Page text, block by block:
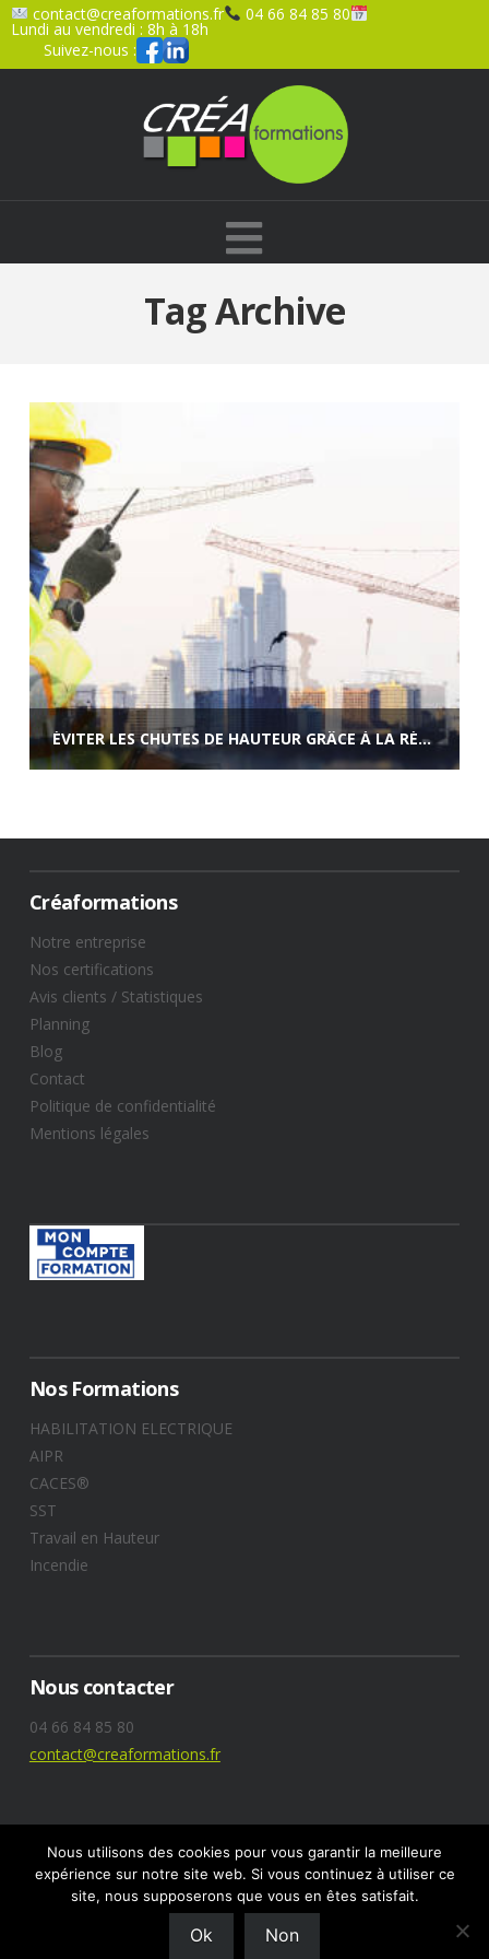
contact@creaformations.fr 04 66 84 85 80
Lundi au vendredi : 8h à 18h
Suivez-nous :
Navigation
Tag Archive
ÉVITER LES CHUTES DE HAUTEUR GRÂCE À LA RÉGLEMENTATION
Créaformations
Notre entreprise
Nos certifications
Avis clients / Statistiques​
Planning
Blog
Contact
Politique de confidentialité
Mentions légales
Nos Formations
HABILITATION ELECTRIQUE
AIPR
CACES®
SST
Travail en Hauteur
Incendie
Nous contacter
04 66 84 85 80
contact@creaformations.fr
DESIGNED BY
Nous utilisons des cookies pour vous garantir la meilleure
expérience sur notre site web. Si vous continuez à utiliser ce
site, nous supposerons que vous en êtes satisfait.
Ok Non